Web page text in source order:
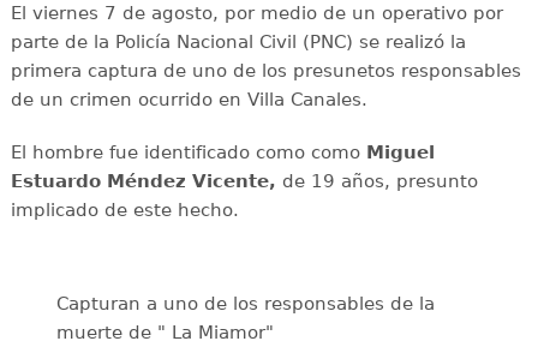
El viernes 7 de agosto, por medio de un operativo por
parte de la Policía Nacional Civil (PNC) se realizó la
primera captura de uno de los presunetos responsables
de un crimen ocurrido en Villa Canales.
El hombre fue identificado como comoMiguel
Estuardo Méndez Vicente, de 19 años, presunto
implicado de este hecho.
Capturan a uno de los responsables de la
muerte de " La Miamor"